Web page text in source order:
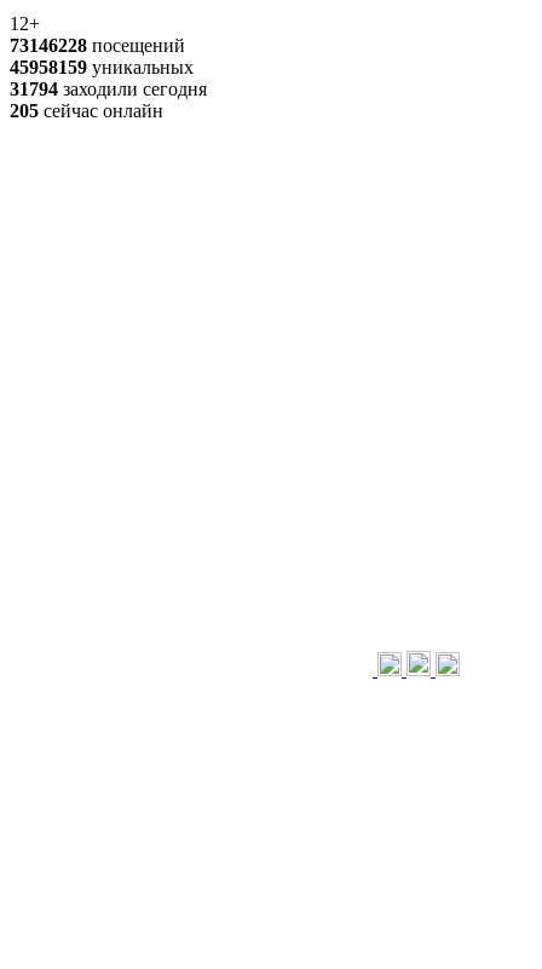
12+
73146228 посещений
45958159 уникальных
31794 заходили сегодня
205 сейчас онлайн